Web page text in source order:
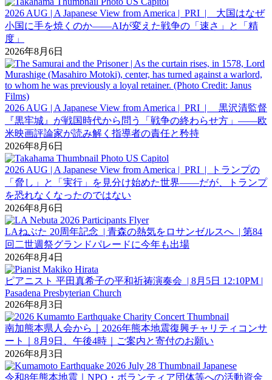
2026 AUG | A Japanese View from America | PRI | 大国はなぜ
小国に手を焼くのか――AIが変えた戦争の「速さ」と「精
度」
2026年8月6日
2026 AUG | A Japanese View from America | PRI | 黒沢清監督
『黒牢城』が戦国時代から問う「戦争の終わらせ方」――欧
米映画評論家が読み解く指導者の責任と矜持
2026年8月6日
2026 AUG | A Japanese View from America | PRI | トランプの
「脅し」と「実行」を見分け始めた世界――だが、トランプ
を恐れなくなったのではない
2026年8月6日
LAねぶた 20周年記念 | 青森の熱気をロサンゼルスへ | 第84
回二世週祭グランドパレードに今年も出場
2026年8月4日
ピアニスト 平田真希子の平和祈祷演奏会 | 8月5日 12:10PM |
Pasadena Presbyterian Church
2026年8月3日
南加熊本県人会から｜2026年熊本地震復興チャリティコンサ
ート｜8月9日、午後4時｜ご案内と寄付のお願い
2026年8月3日
令和8年熊本地震｜NPO・ボランティア団体等への活動資金